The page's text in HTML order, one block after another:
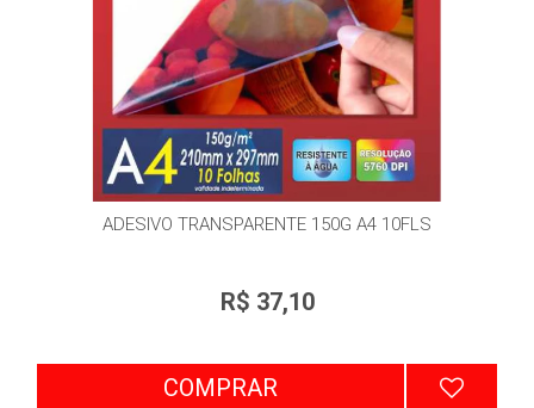
ADESIVO TRANSPARENTE 150G A4 10FLS
R$ 37,10
COMPRAR